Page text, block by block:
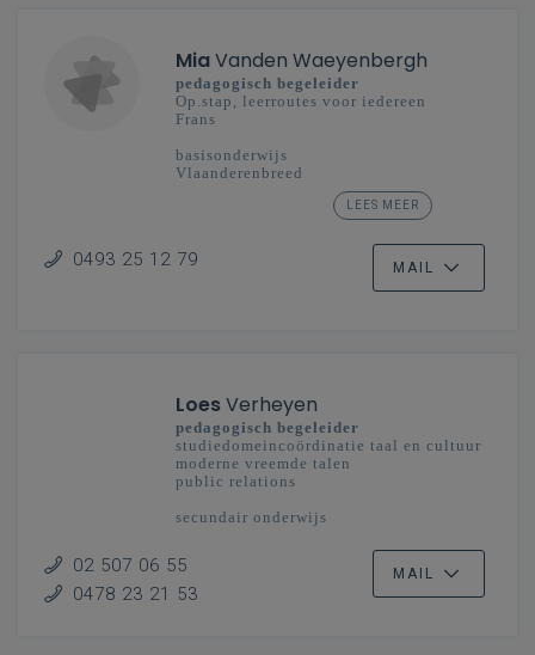
MiaVanden Waeyenbergh
pedagogisch begeleider
Op.stap, leerroutes voor iedereen
Frans
basisonderwijs
Vlaanderenbreed
LEES MEER
0493 25 12 79 MAIL
LoesVerheyen
pedagogisch begeleider
studiedomeincoördinatie taal en cultuur
moderne vreemde talen
public relations
secundair onderwijs
02 507 06 55
0478 23 21 53
MAIL